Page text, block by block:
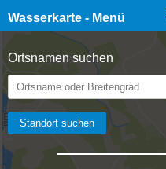
Wasserkarte - Menü
Ortsnamen suchen
☰ Wasserkarte Live